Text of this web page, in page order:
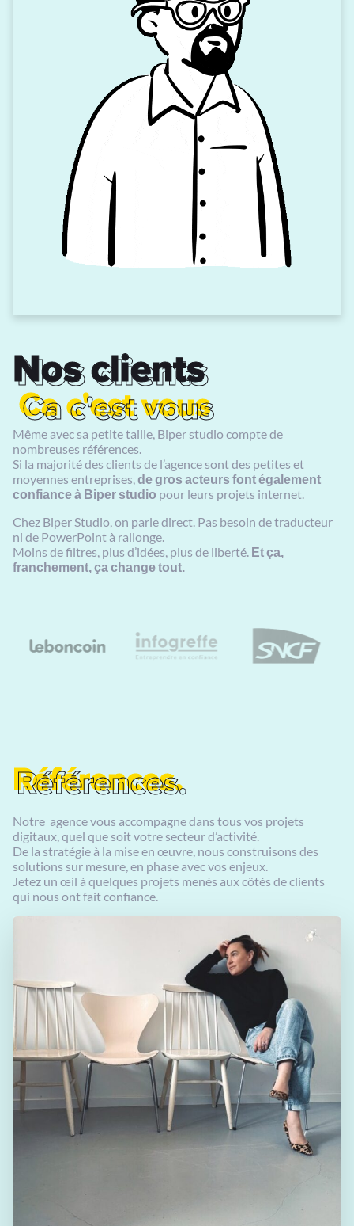
Nos clients
Nos clients
Ca c'est vous
Ca c'est vous
Même avec sa petite taille, Biper studio compte de
nombreuses références.
Si la majorité des clients de l’agence sont des petites et
moyennes entreprises,de gros acteurs font également
confiance à Biper studio pour leurs projets internet.
Chez Biper Studio, on parle direct. Pas besoin de traducteur
ni de PowerPoint à rallonge.
Moins de filtres, plus d’idées, plus de liberté. Et ça,
franchement, ça change tout.
Références.
Références.
Notre agence vous accompagne dans tous vos projets
digitaux, quel que soit votre secteur d’activité.
De la stratégie à la mise en œuvre, nous construisons des
solutions sur mesure, en phase avec vos enjeux.
Jetez un œil à quelques projets menés aux côtés de clients
qui nous ont fait confiance.